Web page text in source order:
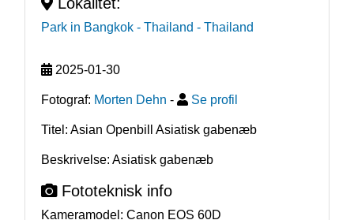
Park in Bangkok - Thailand - Thailand
2025-01-30
Fotograf: Morten Dehn - Se profil
Titel: Asian Openbill Asiatisk gabenæb
Beskrivelse: Asiatisk gabenæb
Fototeknisk info
Kameramodel: Canon EOS 60D